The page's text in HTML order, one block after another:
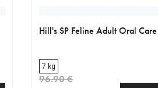
Hill's SP Feline Adult Oral Care
7 kg
96.90 €